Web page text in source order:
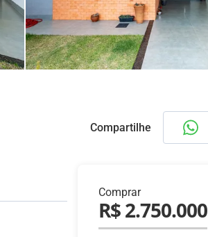
Compartilhe
Comprar
R$ 2.750.000